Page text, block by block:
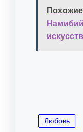
Любовь